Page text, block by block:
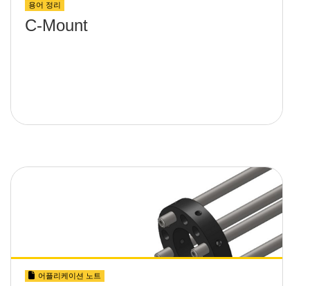
용어 정리
C-Mount
어플리케이션 노트